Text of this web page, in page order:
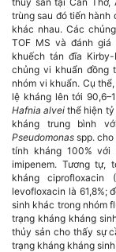
của
bài
viết
trùng sau đó tiến hành
khác nhau. Các
TOF MS và đánh giá
khuếch tán đĩa
chủng vi khuẩn đồng
nhóm vi khuẩn. Cụ
lệ kháng lên tới
Hafnia alvei thể hiện tỷ
kháng trung bình
Pseudomonas spp.
tính kháng 100% với
imipenem. Tương tự,
kháng
levofloxacin là 61,8%;
sinh khác trong nhóm
trạng kháng kháng
thủy sản cho thấy sự
trạng kháng kháng